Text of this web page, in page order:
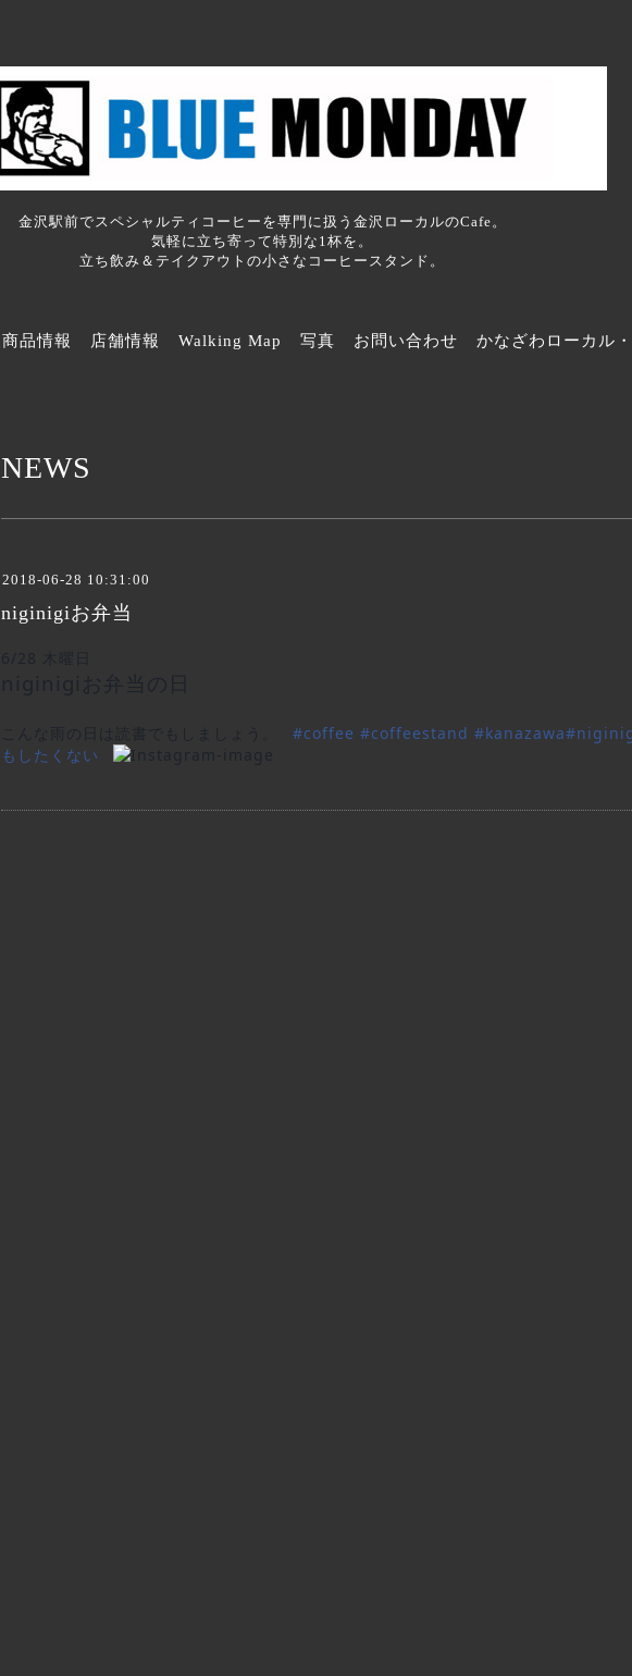
金沢駅前でスペシャルティコーヒーを専門に扱う金沢ローカルのCafe。
気軽に立ち寄って特別な1杯を。
立ち飲み＆テイクアウトの小さなコーヒースタンド。
商品情報 店舗情報 Walking Map 写真 お問い合わせ かなざわローカル
NEWS
2018-06-28 10:31:00
niginigiお弁当
#coffee #coffeestand #kanazawa#
もしたくない